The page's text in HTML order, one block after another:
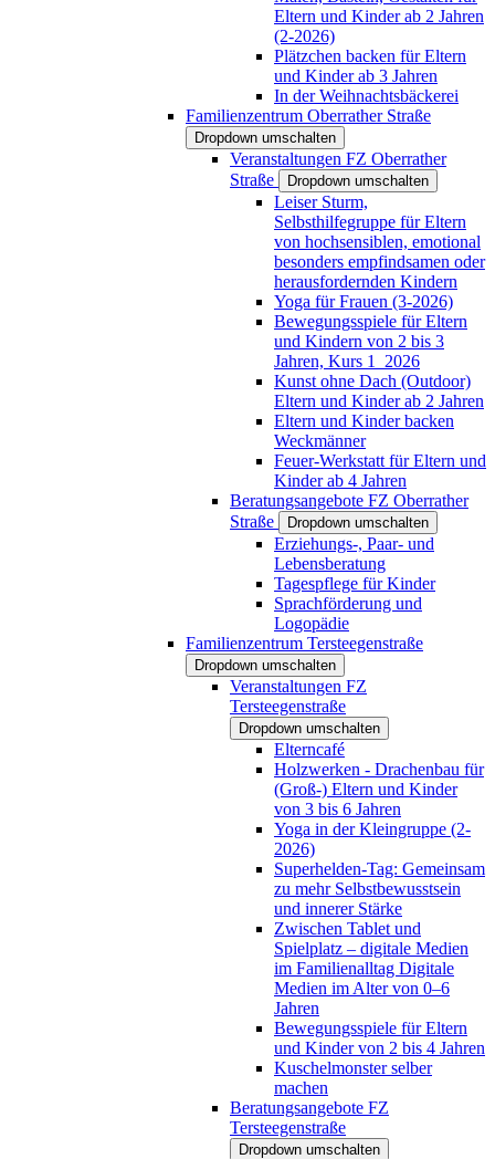
Eltern und Kinder ab 2 Jahren
(2-2026)
Plätzchen backen für Eltern
und Kinder ab 3 Jahren
In der Weihnachtsbäckerei
Familienzentrum Oberrather Straße
Dropdown umschalten
Veranstaltungen FZ Oberrather
Straße
Dropdown umschalten
Leiser Sturm,
Selbsthilfegruppe für Eltern
von hochsensiblen, emotional
besonders empfindsamen oder
herausfordernden Kindern
Yoga für Frauen (3-2026)
Bewegungsspiele für Eltern
und Kindern von 2 bis 3
Jahren, Kurs 1_2026
Kunst ohne Dach (Outdoor)
Eltern und Kinder ab 2 Jahren
Eltern und Kinder backen
Weckmänner
Feuer-Werkstatt für Eltern und
Kinder ab 4 Jahren
Beratungsangebote FZ Oberrather
Straße
Dropdown umschalten
Erziehungs-, Paar- und
Lebensberatung
Tagespflege für Kinder
Sprachförderung und
Logopädie
Familienzentrum Tersteegenstraße
Dropdown umschalten
Veranstaltungen FZ
Tersteegenstraße
Dropdown umschalten
Elterncafé
Holzwerken - Drachenbau für
(Groß-) Eltern und Kinder
von 3 bis 6 Jahren
Yoga in der Kleingruppe (2-
2026)
Superhelden-Tag: Gemeinsam
zu mehr Selbstbewusstsein
und innerer Stärke
Zwischen Tablet und
Spielplatz – digitale Medien
im Familienalltag Digitale
Medien im Alter von 0–6
Jahren
Bewegungsspiele für Eltern
und Kinder von 2 bis 4 Jahren
Kuschelmonster selber
machen
Beratungsangebote FZ
Tersteegenstraße
Dropdown umschalten